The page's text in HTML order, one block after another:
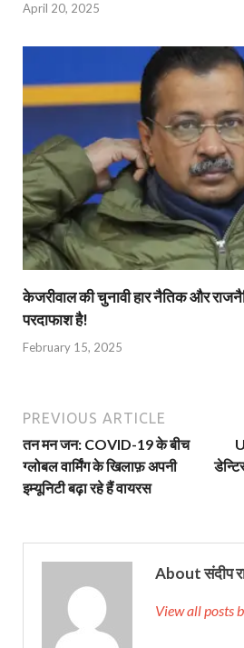
April 20, 2025
केजरीवाल की चुनावी हार नैतिक और
परदाफाश है!
February 15, 2025
PREVIOUS ARTICLE
तन मन जन: COVID-19 के बीच
ग्‍लोबल वार्मिंग के खिलाफ़ अपनी
इम्‍यूनिटी बढ़ा रहे हैं वायरस
About संदीप
View all posts